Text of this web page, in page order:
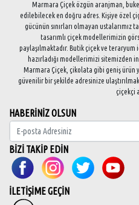
Marmara Çiçek özgün aranjman,
edilebilecek en doğru adres. Kişiye özel
gücünün sınırları olmayan ustalarımız
tasarımlı çiçek modellerimizin
paylaşılmaktadır. Butik çiçek ve
hazırladığı modellerimizi sitemizden
Marmara Çiçek, çikolata gibi geniş ürün
güvenilir bir şekilde adresinize
çiçekçi
HABERİNİZ OLSUN
BİZİ TAKİP EDİN
İLETİŞİME GEÇİN